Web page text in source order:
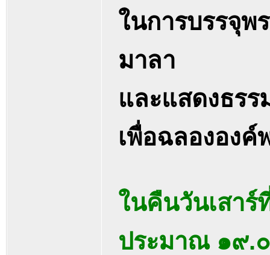
ในการบรรจุพ
มาลา
และแสดงธรร
เพื่อฉลององค์
ในคืนวันเสา
ประมาณ ๑๙.